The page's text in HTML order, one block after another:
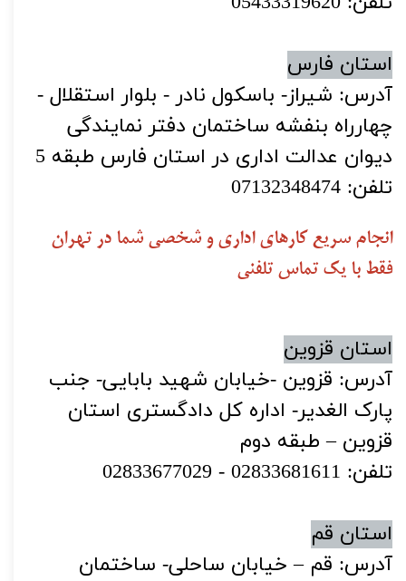
استان فارس
آدرس: شیراز- باسکول نادر - بلوار استقلال -
چهارراه بنفشه ساختمان دفتر نمایندگی
دیوان عدالت اداری در استان فارس طبقه 5
تلفن: 07132348474
انجام سریع کارهای اداری و شخصی شما در تهران
فقط با یک تماس تلفنی
استان قزوین
آدرس: قزوین -خیابان شهید بابایی- جنب
پارک الغدیر- اداره کل دادگستری استان
قزوین – طبقه دوم
تلفن: 02833681611 - 02833677029
استان قم
آدرس: قم – خیابان ساحلی- ساختمان